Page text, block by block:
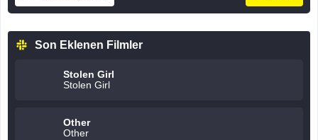
Son Eklenen Filmler
Stolen Girl
Stolen Girl
Other
Other